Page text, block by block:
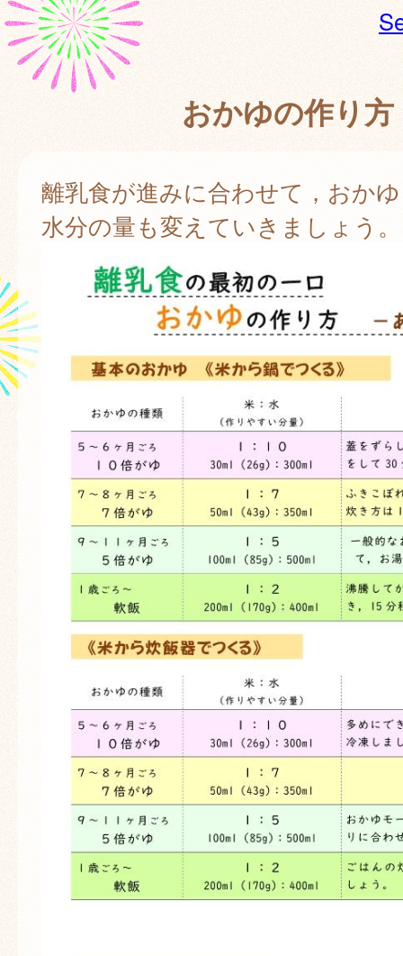
おかゆの作り方
離乳食が進みに合わせて，おか
水分の量も変えていきましょう。